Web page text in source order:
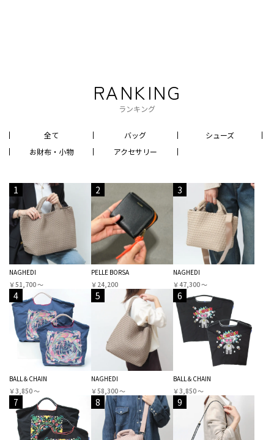
RANKING
ランキング
全て バッグ
シューズ
お財布・小物
アクセサリー
1
NAGHEDI
￥51,700 〜
2
PELLE BORSA
￥24,200
3
NAGHEDI
￥47,300 〜
4
BALL＆CHAIN
￥3,850 〜
5
NAGHEDI
￥58,300 〜
6
BALL＆CHAIN
￥3,850 〜
7 8 9